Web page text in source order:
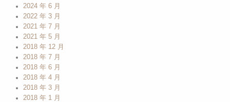
2024 年 6 月
2022 年 3 月
2021 年 7 月
2021 年 5 月
2018 年 12 月
2018 年 7 月
2018 年 6 月
2018 年 4 月
2018 年 3 月
2018 年 1 月